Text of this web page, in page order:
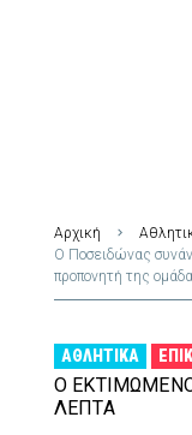
Αρχική
Ο Ποσειδώνας
προπονητή της
ΑΘΛΗΤΙΚΆ
Ο
ΛΕΠΤΆ